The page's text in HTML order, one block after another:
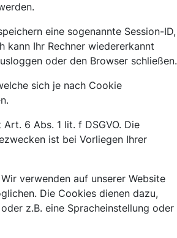
eine sogenannte Session-ID,
kann Ihr Rechner wiedererkannt
oder den Browser schließen.
sich je nach Cookie
6 Abs. 1 lit. f DSGVO. Die
ist bei Vorliegen Ihrer
verwenden auf unserer Website
Die Cookies dienen dazu,
z.B. eine Spracheinstellung oder